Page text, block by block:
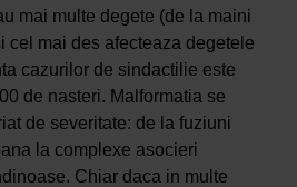
mai multe degete (de la maini
cel mai des afecteaza degetele
cazurilor de sindactilie este
de nasteri. Malformatia se
de severitate: de la fuziuni
la complexe asocieri
Chiar daca in multe